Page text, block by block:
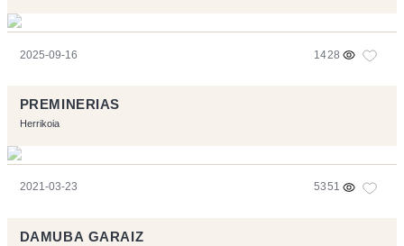
2025-09-16 1428
PREMINERIAS
Herrikoia
2021-03-23 5351
DAMUBA GARAIZ